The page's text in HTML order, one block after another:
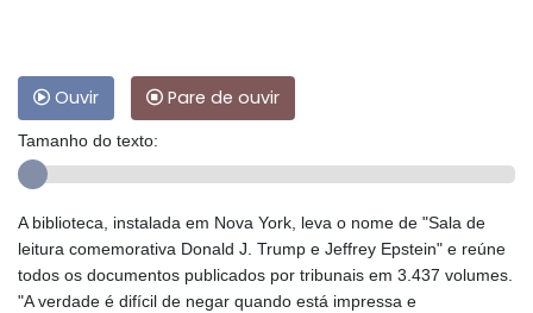
Ouvir Pare de ouvir
Tamanho do texto:
A biblioteca, instalada em Nova York, leva o nome de "Sala de
leitura comemorativa Donald J. Trump e Jeffrey Epstein" e reúne
todos os documentos publicados por tribunais em 3.437 volumes.
"A verdade é difícil de negar quando está impressa e